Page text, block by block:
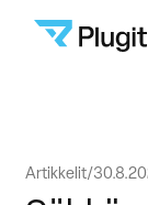
Siirry
sisältöön
Plugit
Latausverkosto
Artikkelit